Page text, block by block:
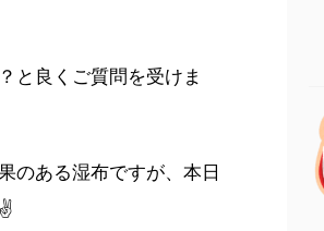
と良くご質問を受けま
のある湿布ですが、本日